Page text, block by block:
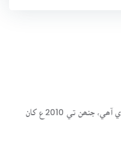
سنڌسلامت ڪتاب گهر ھڪ آن لائين لائبريري آھي، جنھن تي 2010ع کان